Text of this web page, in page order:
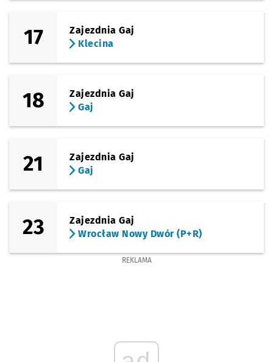
17
Zajezdnia Gaj
Klecina
18
Zajezdnia Gaj
Gaj
21
Zajezdnia Gaj
Gaj
23
Zajezdnia Gaj
Wrocław Nowy Dwór (P+R)
REKLAMA